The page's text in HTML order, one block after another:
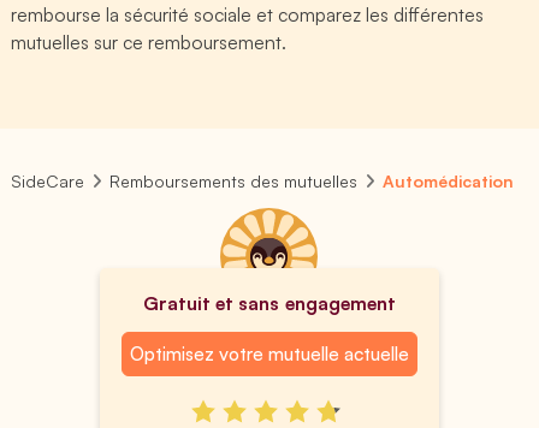
rembourse la sécurité sociale et comparez les différentes
mutuelles sur ce remboursement.
SideCare Remboursements des mutuelles Automédication
Gratuit et sans engagement
Optimisez votre mutuelle actuelle